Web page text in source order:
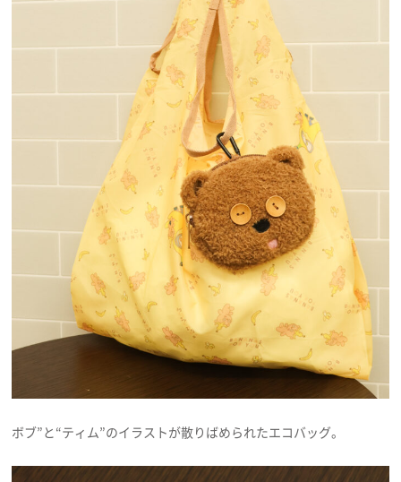
ボブ”と“ティム”のイラストが散りばめられたエコバッグ。